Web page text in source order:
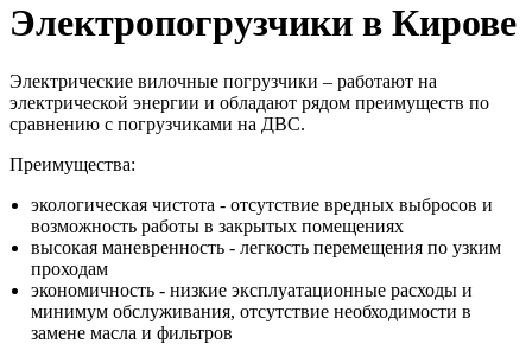
Электропогрузчики в Кирове
Электрические вилочные погрузчики – работают на
электрической энергии и обладают рядом преимуществ по
сравнению с погрузчиками на ДВС.
Преимущества:
экологическая чистота - отсутствие вредных выбросов и
возможность работы в закрытых помещениях
высокая маневренность - легкость перемещения по узким
проходам
экономичность - низкие эксплуатационные расходы и
минимум обслуживания, отсутствие необходимости в
замене масла и фильтров